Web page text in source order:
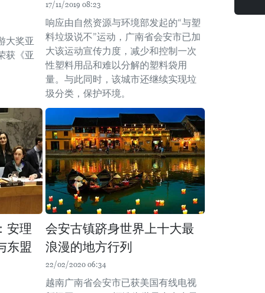
大奖亚
获《亚
17/11/2019 08:23
响应由自然资源与环境部发起的“与塑
料垃圾说不”运动，广南省会安市已加
大该运动宣传力度，减少和控制一次
性塑料用品和难以分解的塑料袋用
量。与此同时，该城市还继续实现垃
圾分类，保护环境。
安理
东盟
会安古镇跻身世界上十大最
浪漫的地方行列
22/02/2020 06:34
越南广南省会安市已获美国有线电视